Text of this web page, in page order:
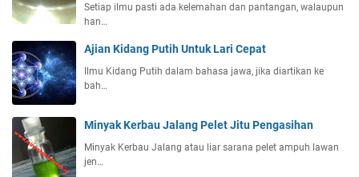
Setiap ilmu pasti ada kelemahan dan pantangan, walaupun
han…
Ajian Kidang Putih Untuk Lari Cepat
Ilmu Kidang Putih dalam bahasa jawa, jika diartikan ke
bah…
Minyak Kerbau Jalang Pelet Jitu Pengasihan
Minyak Kerbau Jalang atau liar sarana pelet ampuh lawan
jen…